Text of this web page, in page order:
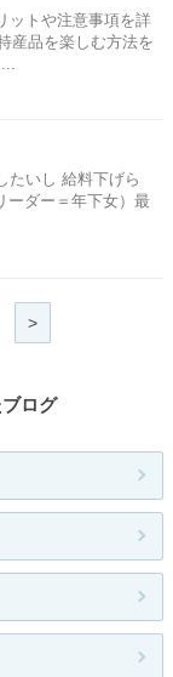
ットや注意事項を詳
産品を楽しむ方法を
いし 給料下げら
ーダー＝年下女）最
>
ログ